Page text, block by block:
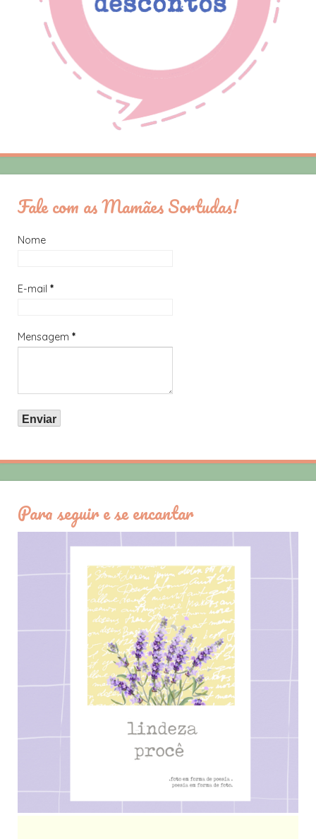
Fale com as Mamães Sortudas!
Nome
E-mail *
Mensagem *
Para seguir e se encantar